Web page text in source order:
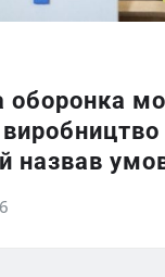
оборонка
назвав